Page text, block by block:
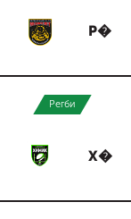
Р�
Регби
Х�